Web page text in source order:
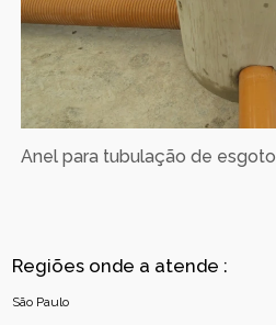
Anel para tubulação de esgoto
Regiões onde a atende :
São Paulo